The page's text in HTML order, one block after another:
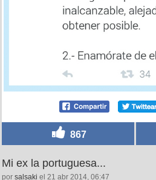
867
Mi ex la portuguesa...
por salsaki el 21 abr 2014, 06:47